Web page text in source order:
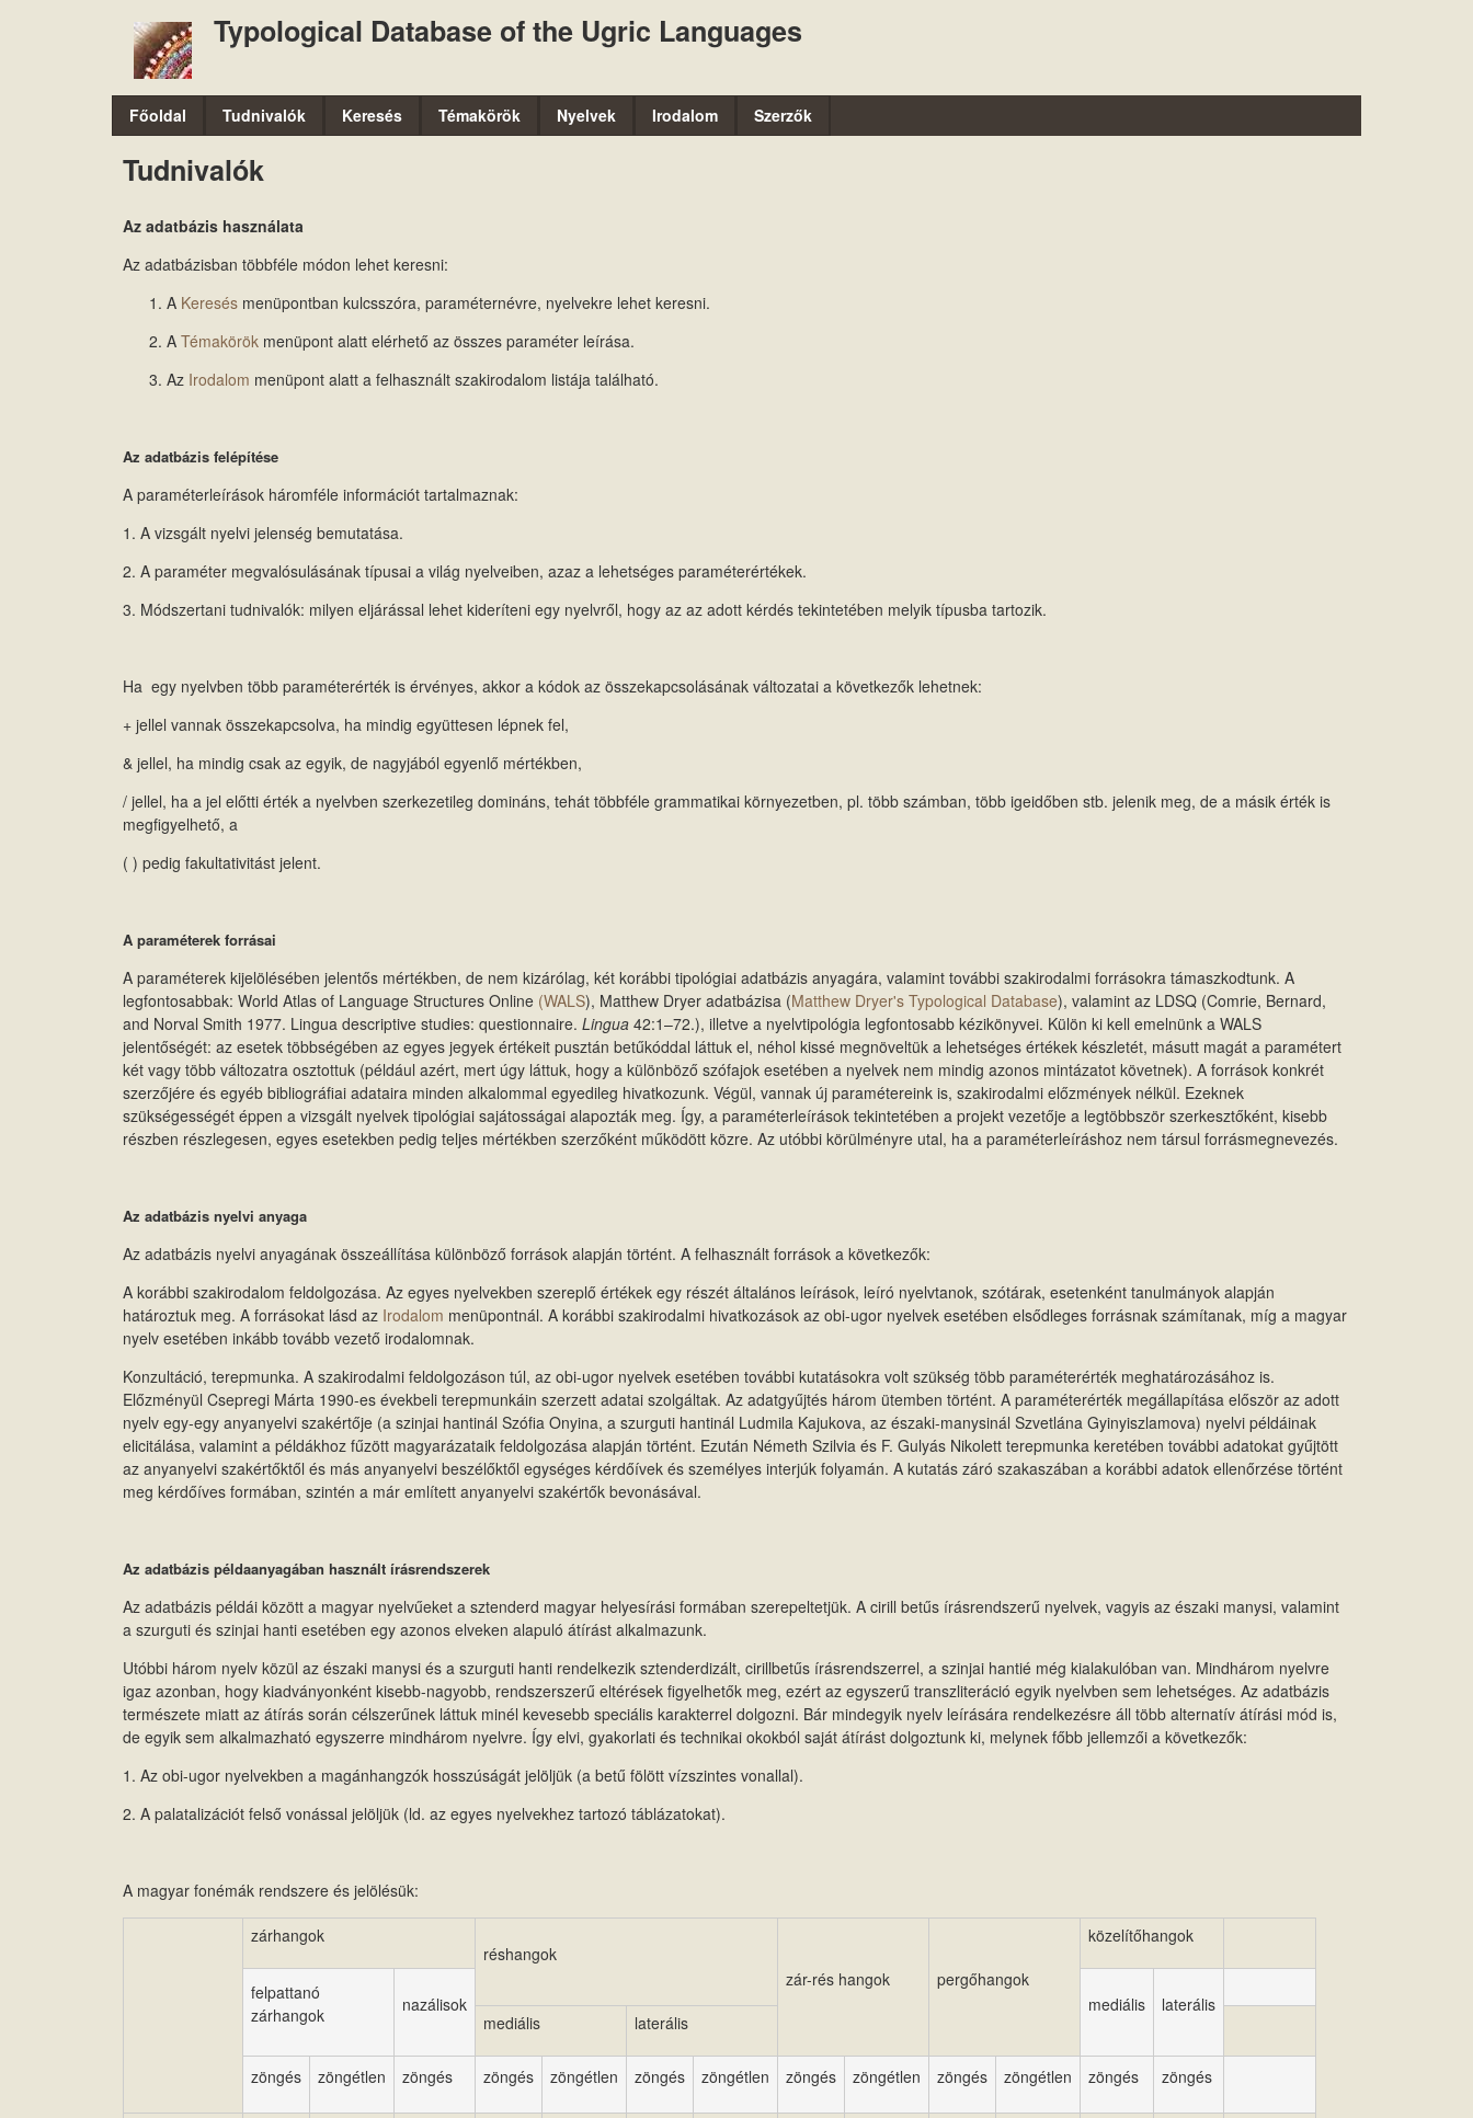
Ugrás
a
Typological Database of the Ugric Languages
M
n
e
Főoldal Tudnivalók Keresés Témakörök Nyelvek Irodalom Szerzők
Tudnivalók
Az adatbázis használata
Az adatbázisban többféle módon lehet keresni:
A Keresés menüpontban kulcsszóra, paraméternévre, nyelvekre lehet keresni.
A Témakörök menüpont alatt elérhető az összes paraméter leírása.
Az Irodalom menüpont alatt a felhasznált szakirodalom listája található.
Az adatbázis felépítése
A paraméterleírások háromféle információt tartalmaznak:
1. A vizsgált nyelvi jelenség bemutatása.
2. A paraméter megvalósulásának típusai a világ nyelveiben, azaz a lehetséges paraméterértékek.
3. Módszertani tudnivalók: milyen eljárással lehet kideríteni egy nyelvről, hogy az az adott kérdés tekintetében melyik típusba tartozik.
Ha egy nyelvben több paraméterérték is érvényes, akkor a kódok az összekapcsolásának változatai a következők lehetnek:
+ jellel vannak összekapcsolva, ha mindig együttesen lépnek fel,
& jellel, ha mindig csak az egyik, de nagyjából egyenlő mértékben,
/ jellel, ha a jel előtti érték a nyelvben szerkezetileg domináns, tehát többféle grammatikai környezetben, pl. több számban, több igeidőben stb. jelenik meg, de a másik érték is
megfigyelhető, a
​( ) pedig fakultativitást jelent.
A paraméterek forrásai
A paraméterek kijelölésében jelentős mértékben, de nem kizárólag, két korábbi tipológiai adatbázis anyagára, valamint további szakirodalmi forrásokra támaszkodtunk. A
legfontosabbak: World Atlas of Language Structures Online (WALS), Matthew Dryer adatbázisa (Matthew Dryer's Typological Database), valamint az LDSQ (Comrie, Bernard,
and Norval Smith 1977. Lingua descriptive studies: questionnaire. Lingua 42:1–72.), illetve a nyelvtipológia legfontosabb kézikönyvei. Külön ki kell emelnünk a WALS
jelentőségét: az esetek többségében az egyes jegyek értékeit pusztán betűkóddal láttuk el, néhol kissé megnöveltük a lehetséges értékek készletét, másutt magát a paramétert
két vagy több változatra osztottuk (például azért, mert úgy láttuk, hogy a különböző szófajok esetében a nyelvek nem mindig azonos mintázatot követnek). A források konkrét
szerzőjére és egyéb bibliográfiai adataira minden alkalommal egyedileg hivatkozunk. Végül, vannak új paramétereink is, szakirodalmi előzmények nélkül. Ezeknek
szükségességét éppen a vizsgált nyelvek tipológiai sajátosságai alapozták meg. Így, a paraméterleírások tekintetében a projekt vezetője a legtöbbször szerkesztőként, kisebb
részben részlegesen, egyes esetekben pedig teljes mértékben szerzőként működött közre. Az utóbbi körülményre utal, ha a paraméterleíráshoz nem társul forrásmegnevezés.
Az adatbázis nyelvi anyaga
Az adatbázis nyelvi anyagának összeállítása különböző források alapján történt. A felhasznált források a következők:
A korábbi szakirodalom feldolgozása. Az egyes nyelvekben szereplő értékek egy részét általános leírások, leíró nyelvtanok, szótárak, esetenként tanulmányok alapján
határoztuk meg. A forrásokat lásd az Irodalom menüpontnál. A korábbi szakirodalmi hivatkozások az obi-ugor nyelvek esetében elsődleges forrásnak számítanak, míg a magyar
nyelv esetében inkább tovább vezető irodalomnak.
Konzultáció, terepmunka. A szakirodalmi feldolgozáson túl, az obi-ugor nyelvek esetében további kutatásokra volt szükség több paraméterérték meghatározásához is.
Előzményül Csepregi Márta 1990-es évekbeli terepmunkáin szerzett adatai szolgáltak. Az adatgyűjtés három ütemben történt. A paraméterérték megállapítása először az adott
nyelv egy-egy anyanyelvi szakértője (a szinjai hantinál Szófia Onyina, a szurguti hantinál Ludmila Kajukova, az északi-manysinál Szvetlána Gyinyiszlamova) nyelvi példáinak
elicitálása, valamint a példákhoz fűzött magyarázataik feldolgozása alapján történt. Ezután Németh Szilvia és F. Gulyás Nikolett terepmunka keretében további adatokat gyűjtött
az anyanyelvi szakértőktől és más anyanyelvi beszélőktől egységes kérdőívek és személyes interjúk folyamán. A kutatás záró szakaszában a korábbi adatok ellenőrzése történt
meg kérdőíves formában, szintén a már említett anyanyelvi szakértők bevonásával.
Az adatbázis példaanyagában használt írásrendszerek
Az adatbázis példái között a magyar nyelvűeket a sztenderd magyar helyesírási formában szerepeltetjük. A cirill betűs írásrendszerű nyelvek, vagyis az északi manysi, valamint
a szurguti és szinjai hanti esetében egy azonos elveken alapuló átírást alkalmazunk.
Utóbbi három nyelv közül az északi manysi és a szurguti hanti rendelkezik sztenderdizált, cirillbetűs írásrendszerrel, a szinjai hantié még kialakulóban van. Mindhárom nyelvre
igaz azonban, hogy kiadványonként kisebb-nagyobb, rendszerszerű eltérések figyelhetők meg, ezért az egyszerű transzliteráció egyik nyelvben sem lehetséges. Az adatbázis
természete miatt az átírás során célszerűnek láttuk minél kevesebb speciális karakterrel dolgozni. Bár mindegyik nyelv leírására rendelkezésre áll több alternatív átírási mód is,
de egyik sem alkalmazható egyszerre mindhárom nyelvre. Így elvi, gyakorlati és technikai okokból saját átírást dolgoztunk ki, melynek főbb jellemzői a következők:
1. Az obi-ugor nyelvekben a magánhangzók hosszúságát jelöljük (a betű fölött vízszintes vonallal).
2. A palatalizációt felső vonással jelöljük (ld. az egyes nyelvekhez tartozó táblázatokat).
A magyar fonémák rendszere és jelölésük:
zárhangok
réshangok
zár-rés hangok
pergőhangok
közelítőhangok
felpattanó
zárhangok
nazálisok mediális
laterális
mediális
laterális
zöngés zöngétlen zöngés zöngés zöngétlen zöngés zöngétlen zöngés zöngétlen zöngés zöngétlen zöngés zöngés